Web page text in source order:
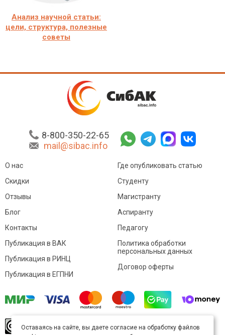
Анализ научной статьи:
цели, структура, полезные
советы
8-800-350-22-65
mail@sibac.info
О нас
Скидки
Отзывы
Блог
Контакты
Где опубликовать статью
Студенту
Магистранту
Аспиранту
Педагогу
Публикация в ВАК
Публикация в РИНЦ
Публикация в ЕГПНИ
Политика обработки
персональных данных
Договор оферты
произведение доступно полицензии Creative
Оставаясь на сайте, вы даете согласие на обработку файлов